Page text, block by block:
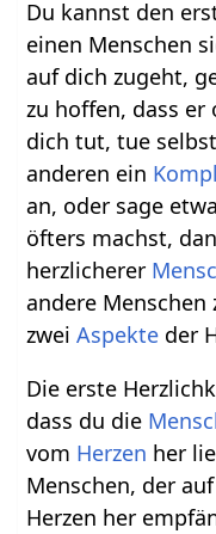
Du kannst den
einen Menschen
auf dich zugeht,
zu hoffen, dass
dich tut, tue
anderen ein
an, oder sage
öfters machst,
herzlicherer
andere Menschen
zweiAspekte der
Die erste
dass du die
vom Herzen her
Menschen, der
Herzen her